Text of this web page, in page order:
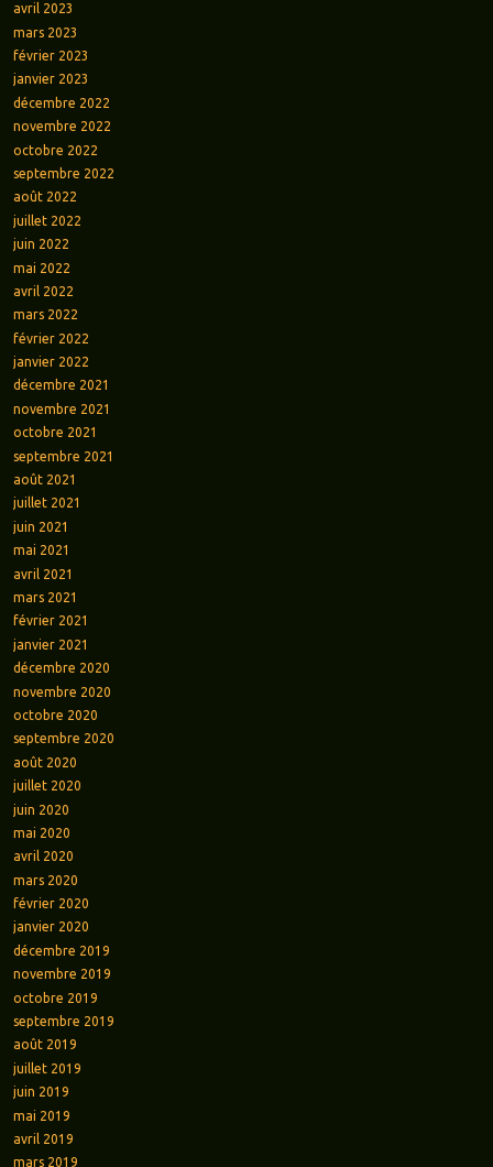
avril 2023
mars 2023
février 2023
janvier 2023
décembre 2022
novembre 2022
octobre 2022
septembre 2022
août 2022
juillet 2022
juin 2022
mai 2022
avril 2022
mars 2022
février 2022
janvier 2022
décembre 2021
novembre 2021
octobre 2021
septembre 2021
août 2021
juillet 2021
juin 2021
mai 2021
avril 2021
mars 2021
février 2021
janvier 2021
décembre 2020
novembre 2020
octobre 2020
septembre 2020
août 2020
juillet 2020
juin 2020
mai 2020
avril 2020
mars 2020
février 2020
janvier 2020
décembre 2019
novembre 2019
octobre 2019
septembre 2019
août 2019
juillet 2019
juin 2019
mai 2019
avril 2019
mars 2019